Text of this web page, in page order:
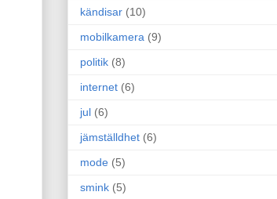
kändisar (10)
mobilkamera (9)
politik (8)
internet (6)
jul (6)
jämställdhet (6)
mode (5)
smink (5)